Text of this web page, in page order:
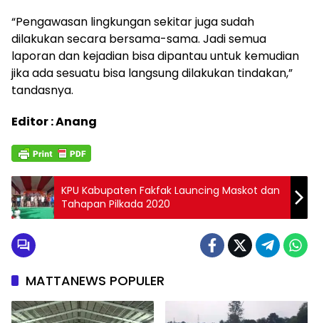
“Pengawasan lingkungan sekitar juga sudah
dilakukan secara bersama-sama. Jadi semua
laporan dan kejadian bisa dipantau untuk kemudian
jika ada sesuatu bisa langsung dilakukan tindakan,”
tandasnya.
Editor : Anang
KPU Kabupaten Fakfak Launcing Maskot dan
Tahapan Pilkada 2020
MATTANEWS POPULER